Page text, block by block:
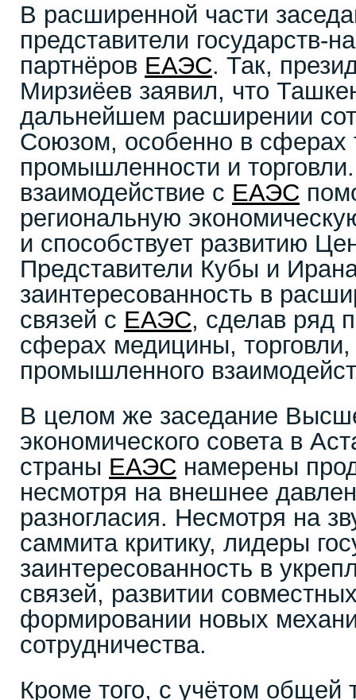
В расширенной части
представители государств-
партнёров ЕАЭС. Так,
Мирзиёев заявил, что
дальнейшем расширении
Союзом, особенно в сферах
промышленности и
взаимодействие с ЕАЭС
региональную
и способствует развитию
Представители Кубы и
заинтересованность в
связей с ЕАЭС, сделав ряд
сферах медицины, торговли,
промышленного
В целом же заседание
экономического совета в
страны ЕАЭС намерены
несмотря на внешнее
разногласия. Несмотря на
саммита критику, лидеры
заинтересованность в
связей, развитии
формировании новых
сотрудничества.
Кроме того, с учётом общей